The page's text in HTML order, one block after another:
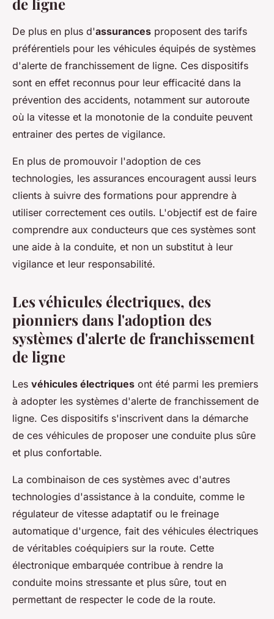
De plus en plus d'assurances proposent des tarifs
préférentiels pour les véhicules équipés de systèmes
d'alerte de franchissement de ligne. Ces dispositifs
sont en effet reconnus pour leur efficacité dans la
prévention des accidents, notamment sur autoroute
où la vitesse et la monotonie de la conduite peuvent
entrainer des pertes de vigilance.
En plus de promouvoir l'adoption de ces
technologies, les assurances encouragent aussi leurs
clients à suivre des formations pour apprendre à
utiliser correctement ces outils. L'objectif est de faire
comprendre aux conducteurs que ces systèmes sont
une aide à la conduite, et non un substitut à leur
vigilance et leur responsabilité.
Les véhicules électriques, des
pionniers dans l'adoption des
systèmes d'alerte de franchissement
de ligne
Les véhicules électriques ont été parmi les premiers
à adopter les systèmes d'alerte de franchissement de
ligne. Ces dispositifs s'inscrivent dans la démarche
de ces véhicules de proposer une conduite plus sûre
et plus confortable.
La combinaison de ces systèmes avec d'autres
technologies d'assistance à la conduite, comme le
régulateur de vitesse adaptatif ou le freinage
automatique d'urgence, fait des véhicules électriques
de véritables coéquipiers sur la route. Cette
électronique embarquée contribue à rendre la
conduite moins stressante et plus sûre, tout en
permettant de respecter le code de la route.